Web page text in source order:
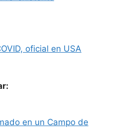
oficial en USA
en un Campo de